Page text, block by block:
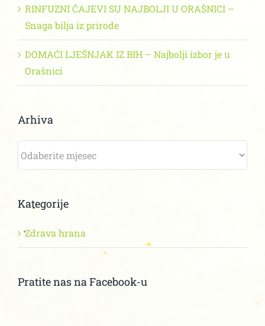
RINFUZNI ČAJEVI SU NAJBOLJI U ORAŠNICI –
Snaga bilja iz prirode
DOMAĆI LJEŠNJAK IZ BIH – Najbolji izbor je u
Orašnici
Arhiva
Kategorije
Zdrava hrana
Pratite nas na Facebook-u